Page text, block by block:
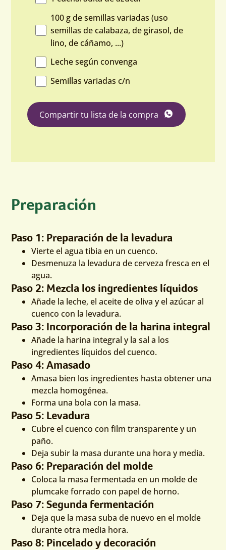
100 g de semillas variadas (uso
semillas de calabaza, de girasol, de
lino, de cáñamo, ...)
Leche según convenga
Semillas variadas c/n
Compartir tu lista de la compra
Preparación
Paso 1: Preparación de la levadura
Vierte el agua tibia en un cuenco.
Desmenuza la levadura de cerveza fresca en el
agua.
Paso 2: Mezcla los ingredientes líquidos
Añade la leche, el aceite de oliva y el azúcar al
cuenco con la levadura.
Paso 3: Incorporación de la harina integral
Añade la harina integral y la sal a los
ingredientes líquidos del cuenco.
Paso 4: Amasado
Amasa bien los ingredientes hasta obtener una
mezcla homogénea.
Forma una bola con la masa.
Paso 5: Levadura
Cubre el cuenco con film transparente y un
paño.
Deja subir la masa durante una hora y media.
Paso 6: Preparación del molde
Coloca la masa fermentada en un molde de
plumcake forrado con papel de horno.
Paso 7: Segunda fermentación
Deja que la masa suba de nuevo en el molde
durante otra media hora.
Paso 8: Pincelado y decoración